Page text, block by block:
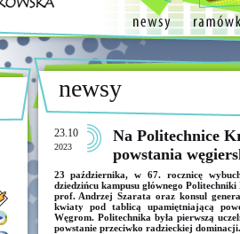
newsy
23.10
2023
Na Politechnice
powstania
23 października, w 67. rocznicę
dziedzińcu kampusu głównego
prof. Andrzej Szarata oraz konsul
kwiaty pod tablicą upamiętniającą
Węgrom. Politechnika była pierwszą
powstanie przeciwko radzieckiej dominacji.